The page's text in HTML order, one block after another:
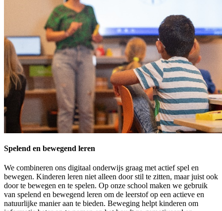
Spelend en bewegend leren
We combineren ons digitaal onderwijs graag met actief spel en
bewegen. Kinderen leren niet alleen door stil te zitten, maar juist ook
door te bewegen en te spelen. Op onze school maken we gebruik
van spelend en bewegend leren om de leerstof op een actieve en
natuurlijke manier aan te bieden. Beweging helpt kinderen om